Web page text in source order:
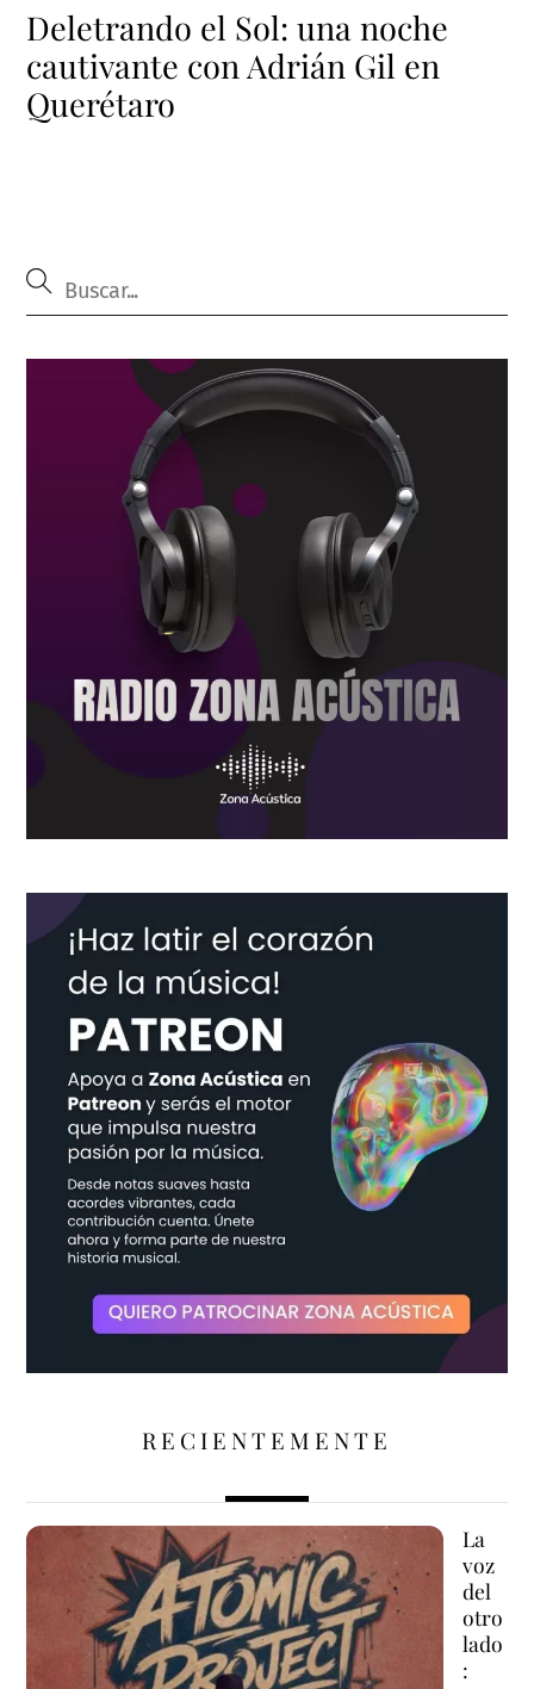
Deletrando el Sol: una noche
cautivante con Adrián Gil en
Querétaro
RECIENTEMENTE
La
voz
del
otro
lado
: